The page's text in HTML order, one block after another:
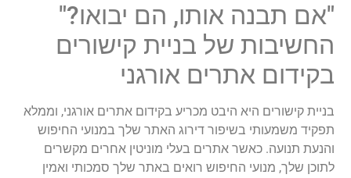
"אם תבנה אותו, הם יבואו?"
החשיבות של בניית קישורים
בקידום אתרים אורגני
בניית קישורים היא היבט מכריע בקידום אתרים אורגני, וממלא
תפקיד משמעותי בשיפור דירוג האתר שלך במנועי החיפוש
והנעת תנועה. כאשר אתרים בעלי מוניטין אחרים מקשרים
לתוכן שלך, מנועי החיפוש רואים באתר שלך סמכותי ואמין